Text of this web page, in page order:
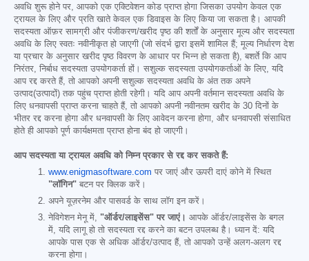
अवधि शुरू होने पर, आपको एक एक्टिवेशन कोड प्राप्त होगा जिसका उपयोग केवल एक
ट्रायल के लिए और प्रति खाते केवल एक डिवाइस के लिए किया जा सकता है। आपकी
सदस्यता ऑफ़र सामग्री और पंजीकरण/खरीद पृष्ठ की शर्तों के अनुसार मूल्य और सदस्यता
अवधि के लिए स्वतः नवीनीकृत हो जाएगी (जो संदर्भ द्वारा इसमें शामिल हैं; मूल्य निर्धारण देश
या प्रचार के अनुसार खरीद पृष्ठ विवरण के आधार पर भिन्न हो सकता है), बशर्ते कि आप
निरंतर, निर्बाध सदस्यता उपयोगकर्ता हों। सशुल्क सदस्यता उपयोगकर्ताओं के लिए, यदि
आप रद्द करते हैं, तो आपको अपनी सशुल्क सदस्यता अवधि के अंत तक अपने
उत्पाद(उत्पादों) तक पहुंच प्राप्त होती रहेगी। यदि आप अपनी वर्तमान सदस्यता अवधि के
लिए धनवापसी प्राप्त करना चाहते हैं, तो आपको अपनी नवीनतम खरीद के 30 दिनों के
भीतर रद्द करना होगा और धनवापसी के लिए आवेदन करना होगा, और धनवापसी संसाधित
होते ही आपको पूर्ण कार्यक्षमता प्राप्त होना बंद हो जाएगी।
आप सदस्यता या ट्रायल अवधि को निम्न प्रकार से रद्द कर सकते हैं:
www.enigmasoftware.com पर जाएं और ऊपरी दाएं कोने में स्थित
"लॉगिन" बटन पर क्लिक करें।
अपने यूज़रनेम और पासवर्ड के साथ लॉग इन करें।
नेविगेशन मेनू में, "ऑर्डर/लाइसेंस" पर जाएं। आपके ऑर्डर/लाइसेंस के बगल
में, यदि लागू हो तो सदस्यता रद्द करने का बटन उपलब्ध है। ध्यान दें: यदि
आपके पास एक से अधिक ऑर्डर/उत्पाद हैं, तो आपको उन्हें अलग-अलग रद्द
करना होगा।